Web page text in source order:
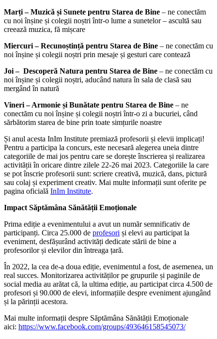
Marți – Muzică și Sunete pentru Starea de Bine – ne conectăm
cu noi înșine și colegii noștri într-o lume a sunetelor – ascultă sau
creează muzica, fă mișcare
Miercuri – Recunoștință pentru Starea de Bine – ne conectăm cu
noi înșine și colegii noștri prin mesaje și gesturi care contează
Joi – Descoperă Natura pentru Starea de Bine – ne conectăm cu
noi înșine și colegii noștri, aducând natura în sala de clasă sau
mergând în natură
Vineri – Armonie și Bunătate pentru Starea de Bine – ne
conectăm cu noi înșine și colegii noștri într-o zi a bucuriei, când
sărbătorim starea de bine prin toate simțurile noastre
Și anul acesta InIm Institute premiază profesorii și elevii implicați!
Pentru a participa la concurs, este necesară alegerea uneia dintre
categoriile de mai jos pentru care se dorește înscrierea și realizarea
activității în oricare dintre zilele 22-26 mai 2023. Categoriile la care
se pot înscrie profesorii sunt: scriere creativă, muzică, dans, pictură
sau colaj și experiment creativ. Mai multe informații sunt oferite pe
pagina oficială InIm Institute.
Impact Săptămâna Sănătății Emoționale
Prima ediție a evenimentului a avut un număr semnificativ de
participanți. Circa 25.000 de profesori și elevi au participat la
eveniment, desfășurând activități dedicate stării de bine a
profesorilor și elevilor din întreaga țară.
În 2022, la cea de-a doua ediție, evenimentul a fost, de asemenea, un
real succes. Monitorizarea activităților pe grupurile și paginile de
social media au arătat că, la ultima ediție, au participat circa 4.500 de
profesori și 90.000 de elevi, informațiile despre eveniment ajungând
și la părinții acestora.
Mai multe informații despre Săptămâna Sănătății Emoționale
aici: https://www.facebook.com/groups/493646158545073/